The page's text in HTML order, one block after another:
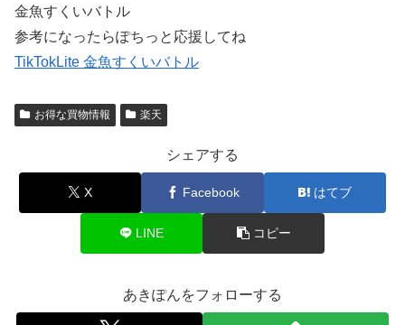
金魚すくいバトル
参考になったらぽちっと応援してね
TikTokLite 金魚すくいバトル
お得な買物情報 楽天
シェアする
X Facebook はてブ
LINE コピー
あきぽんをフォローする